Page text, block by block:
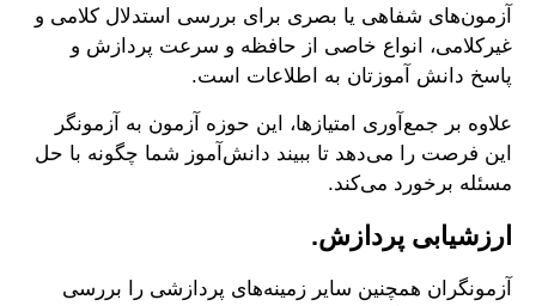
آزمون‌های شفاهی یا بصری برای بررسی استدلال کلامی و
غیرکلامی، انواع خاصی از حافظه و سرعت پردازش و
پاسخ دانش آموزتان به اطلاعات است.
علاوه بر جمع‌آوری امتیازها، این حوزه آزمون به آزمونگر
این فرصت را می‌دهد تا ببیند دانش‌آموز شما چگونه با حل
مسئله برخورد می‌کند.
ارزشیابی پردازش.
آزمونگران همچنین سایر زمینه‌های پردازشی را بررسی